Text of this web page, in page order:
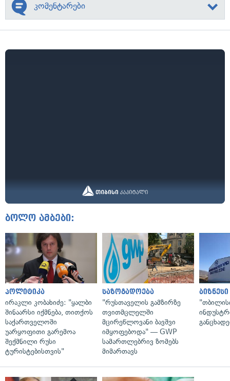
კომენტარები
ბოლო ამბები:
პოლიტიკა
ირაკლი კობახიძე: "ყალბი
შინაარსი იქმნება, თითქოს
საქართველოში
უარყოფითი გარემოა
შექმნილი რუსი
ტურისტებისთვის"
საზოგადოება
"რუსთაველის გამზირზე
თვითმცლელში
მცირეწლოვანი ბავშვი
იმყოფებოდა" — GWP
სამართლებრივ ზომებს
მიმართავს
ბიზნესი